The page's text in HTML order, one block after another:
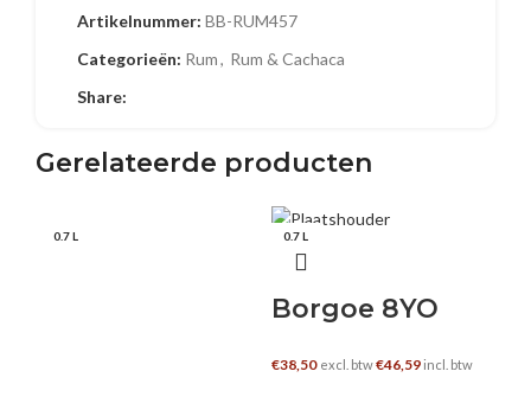
E-mail
Artikelnummer: BB-RUM457
Categorieën: Rum, Rum & Cachaca
Share:
Gerelateerde producten
0.7 L 0.7 L
Borgoe 8YO
€38,50 excl. btw€46,59 incl. btw